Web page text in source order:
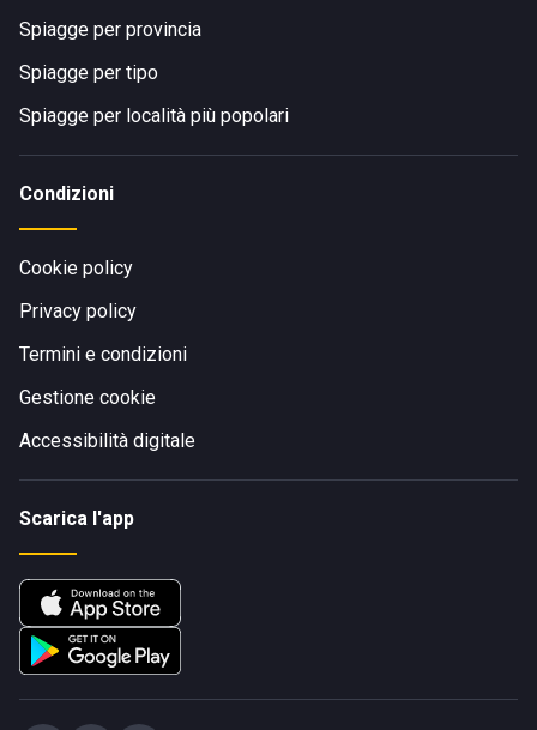
Spiagge per provincia
Spiagge per tipo
Spiagge per località più popolari
Condizioni
Cookie policy
Privacy policy
Termini e condizioni
Gestione cookie
Accessibilità digitale
Scarica l'app